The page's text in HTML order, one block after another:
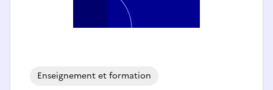
Enseignement et formation